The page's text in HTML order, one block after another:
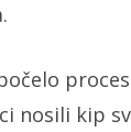
nosili kip